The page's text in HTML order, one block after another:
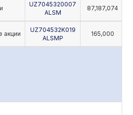
UZ7045320007
ALSM
87,187,074
акции
UZ704532K019
ALSMP
165,000